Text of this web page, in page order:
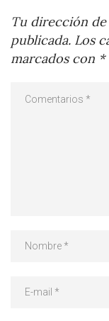
Tu dirección
publicada. Los
marcados con *